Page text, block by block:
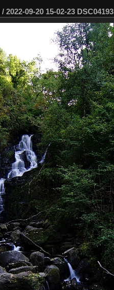
/ 2022-09-20 15-02-23